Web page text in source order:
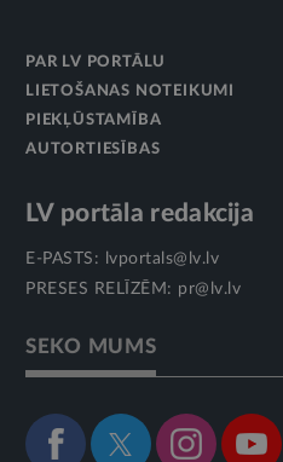
PAR LV PORTĀLU
LIETOŠANAS NOTEIKUMI
PIEKĻŪSTAMĪBA
AUTORTIESĪBAS
LV portāla redakcija
E-PASTS:
lvportals@lv.lv
PRESES RELĪZĒM: pr@lv.lv
SEKO MUMS